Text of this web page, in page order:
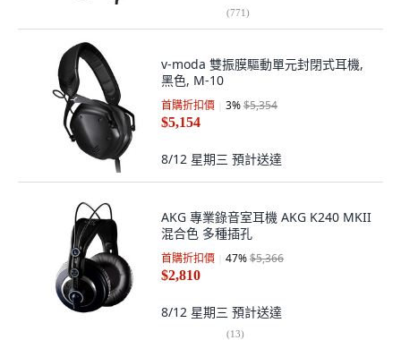
(771)
v-moda 雙振膜驅動單元封閉式耳機,
黑色, M-10
首購折扣價 3%$5,354
$5,154
8/12 星期三 預計送達
AKG 專業錄音室耳機 AKG K240 MKII
混合色 多種插孔
首購折扣價 47%$5,366
$2,810
8/12 星期三 預計送達
(13)